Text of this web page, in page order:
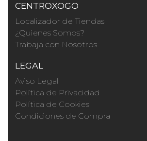
CENTROXOGO
Localizador de Tiendas
¿Quienes Somos?
Trabaja con Nosotros
LEGAL
Aviso Legal
Política de Privacidad
Política de Cookies
Condiciones de Compra